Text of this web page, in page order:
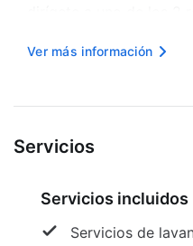
cocktail favorito en
Ver más información
Servicios
Servicios incluidos
Servicios de